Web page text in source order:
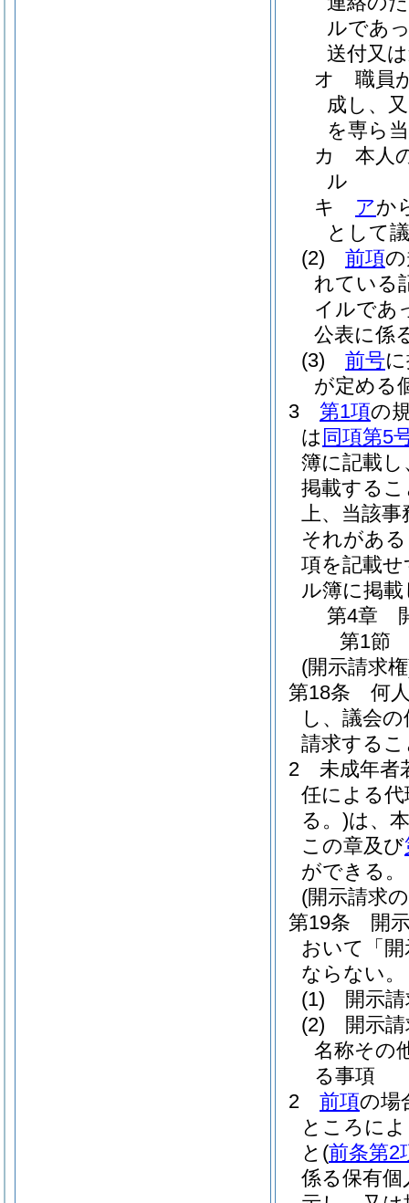
ルであ
送付又
オ
職員
成し、
を専ら
カ
本人
ル
キ
アか
として
(2)
前項
れている
イルであ
公表に係
(3)
前号
が定める
3
第1項の
は 同項第5
簿に記載
掲載する
上、当該
それがあ
項を記載
ル簿に掲
第4章
第1節
(開示請求
第18条
何
し、議会
請求する
2
未成年者
任による代
る。)は、
この章及び
ができる。
(開示請求
第19条
開
おいて「
ならない。
(1)
開示
(2)
開示
名称その
る事項
2
前項の場
ところに
と (前条第2
係る保有